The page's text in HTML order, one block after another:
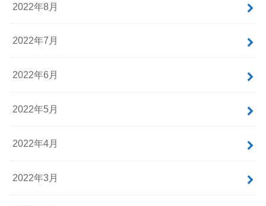
2022年8月
2022年7月
2022年6月
2022年5月
2022年4月
2022年3月